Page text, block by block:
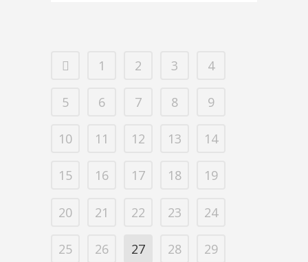
1 2 3 4
5 6 7 8 9
10 11 12 13 14
15 16 17 18 19
20 21 22 23 24
25 26 27 28 29